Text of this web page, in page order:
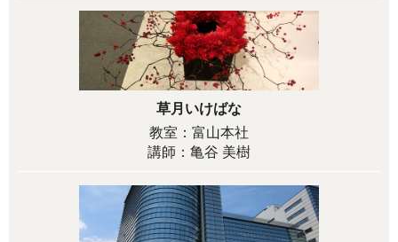
草月いけばな
教室：富山本社
講師：亀谷 美樹